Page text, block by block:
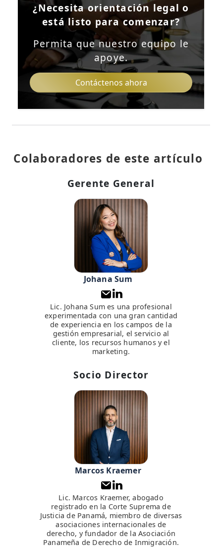
¿Necesita orientación legal o
está listo para comenzar?
Permita que nuestro equipo le
apoye.
Contáctenos ahora
Colaboradores de este artículo
Gerente General
Johana Sum
Lic. Johana Sum es una profesional
experimentada con una gran cantidad
de experiencia en los campos de la
gestión empresarial, el servicio al
cliente, los recursos humanos y el
marketing.
Socio Director
Marcos Kraemer
Lic. Marcos Kraemer, abogado
registrado en la Corte Suprema de
Justicia de Panamá, miembro de diversas
asociaciones internacionales de
derecho, y fundador de la Asociación
Panameña de Derecho de Inmigración.